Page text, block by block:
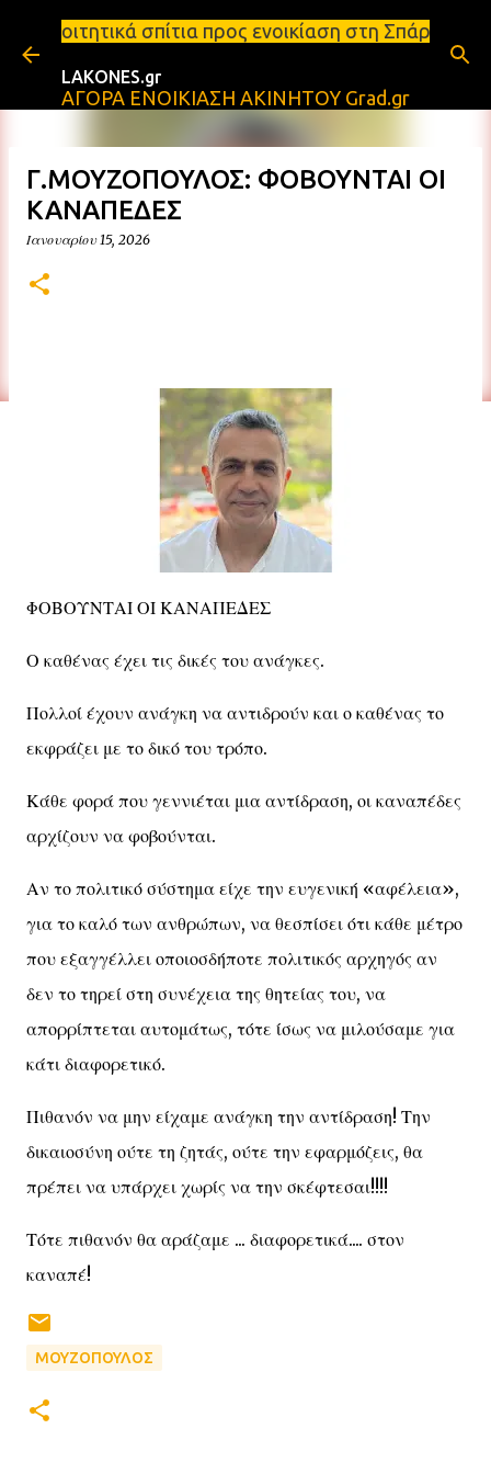
Μετάβαση στο κύριο περιεχόμενο
προς ενοικίαση στη Σπάρτη Ενοικιάσεις
LAKONES.gr
ΑΓΟΡΑ ΕΝΟΙΚΙΑΣΗ ΑΚΙΝΗΤΟΥ Grad.gr
Γ.ΜΟΥΖΟΠΟΥΛΟΣ: ΦΟΒΟΥΝΤΑΙ ΟΙ
ΚΑΝΑΠΕΔΕΣ
Ιανουαρίου 15, 2026
ΦΟΒΟΥΝΤΑΙ ΟΙ ΚΑΝΑΠΕΔΕΣ
Ο καθένας έχει τις δικές του ανάγκες.
Πολλοί έχουν ανάγκη να αντιδρούν και ο καθένας το
εκφράζει με το δικό του τρόπο.
Κάθε φορά που γεννιέται μια αντίδραση, οι καναπέδες
αρχίζουν να φοβούνται.
Αν το πολιτικό σύστημα είχε την ευγενική «αφέλεια»,
για το καλό των ανθρώπων, να θεσπίσει ότι κάθε μέτρο
που εξαγγέλλει οποιοσδήποτε πολιτικός αρχηγός αν
δεν το τηρεί στη συνέχεια της θητείας του, να
απορρίπτεται αυτομάτως, τότε ίσως να μιλούσαμε για
κάτι διαφορετικό.
Πιθανόν να μην είχαμε ανάγκη την αντίδραση! Την
δικαιοσύνη ούτε τη ζητάς, ούτε την εφαρμόζεις, θα
πρέπει να υπάρχει χωρίς να την σκέφτεσαι!!!!
Τότε πιθανόν θα αράζαμε ... διαφορετικά.... στον
καναπέ!
ΜΟΥΖΟΠΟΥΛΟΣ